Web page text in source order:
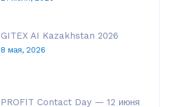
GITEX AI Kazakhstan 2026
8 мая, 2026
PROFIT Contact Day — 12 июня